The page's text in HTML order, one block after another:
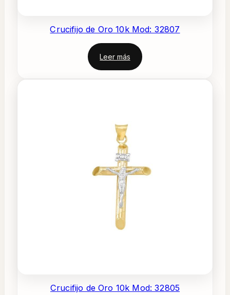
Crucifijo de Oro 10k Mod: 32807
Leer más
Crucifijo de Oro 10k Mod: 32805